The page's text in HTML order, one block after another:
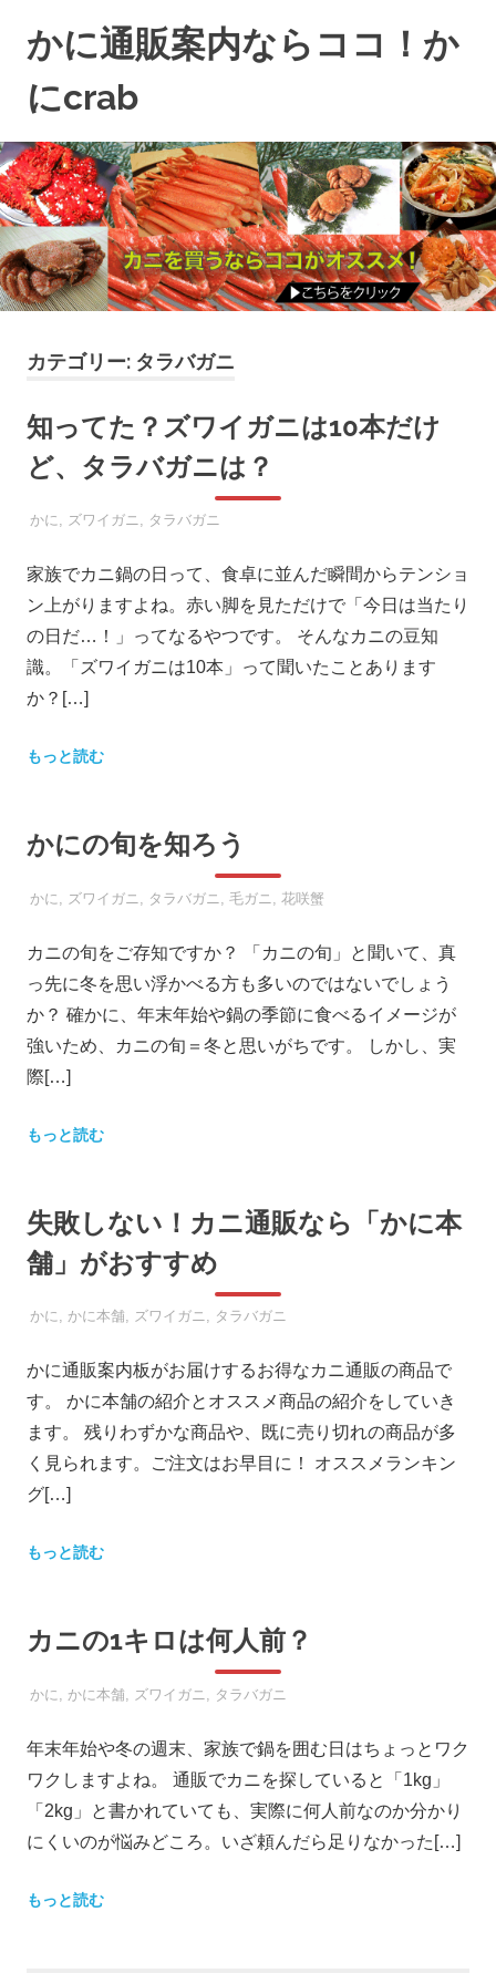
ツ
へ
ス
キ
ッ
プ
かに通販案内ならココ！か
にcrab
敗
し
な
い
か
に
販
ら
コ
コ
決
り！
カテゴリー: タラバガニ
知ってた？ズワイガニは10本だけ
ど、タラバガニは？
2026年1月8日
SOOOTA
かに, ズワイガニ, タラバガニ
家族でカニ鍋の日って、食卓に並んだ瞬間からテンショ
ン上がりますよね。赤い脚を見ただけで「今日は当たり
の日だ…！」ってなるやつです。 そんなカニの豆知
識。「ズワイガニは10本」って聞いたことあります
か？[…]
もっと読む
かにの旬を知ろう
2018年1月22日
SOOOTA
かに ズワイガニ タラバガニ 毛ガニ 花咲蟹
カニの旬をご存知ですか？ 「カニの旬」と聞いて、真
っ先に冬を思い浮かべる方も多いのではないでしょう
か？ 確かに、年末年始や鍋の季節に食べるイメージが
強いため、カニの旬＝冬と思いがちです。 しかし、実
際[…]
もっと読む
失敗しない！カニ通販なら「かに本
舗」がおすすめ
2018年1月6日
SOOOTA
かに, かに本舗, ズワイガニ, タラバガニ
かに通販案内板がお届けするお得なカニ通販の商品で
す。 かに本舗の紹介とオススメ商品の紹介をしていき
ます。 残りわずかな商品や、既に売り切れの商品が多
く見られます。ご注文はお早目に！ オススメランキン
グ[…]
もっと読む
カニの1キロは何人前？
2017年12月11日
SOOOTA
かに かに本舗 ズワイガニ タラバガニ
年末年始や冬の週末、家族で鍋を囲む日はちょっとワク
ワクしますよね。 通販でカニを探していると「1kg」
「2kg」と書かれていても、実際に何人前なのか分かり
にくいのが悩みどころ。いざ頼んだら足りなかった[…]
もっと読む